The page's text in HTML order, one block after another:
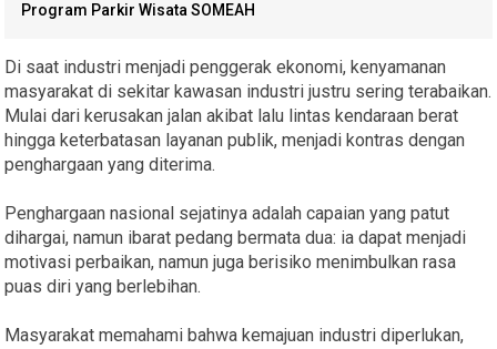
Program Parkir Wisata SOMEAH
Di saat industri menjadi penggerak ekonomi, kenyamanan
masyarakat di sekitar kawasan industri justru sering terabaikan.
Mulai dari kerusakan jalan akibat lalu lintas kendaraan berat
hingga keterbatasan layanan publik, menjadi kontras dengan
penghargaan yang diterima.
Penghargaan nasional sejatinya adalah capaian yang patut
dihargai, namun ibarat pedang bermata dua: ia dapat menjadi
motivasi perbaikan, namun juga berisiko menimbulkan rasa
puas diri yang berlebihan.
Masyarakat memahami bahwa kemajuan industri diperlukan,